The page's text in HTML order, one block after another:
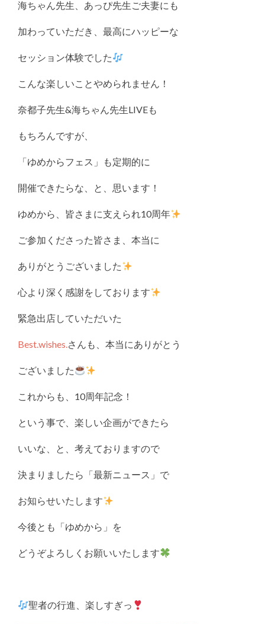
海ちゃん先生、あっぴ先生ご夫妻にも
加わっていただき、最高にハッピーな
セッション体験でした
こんな楽しいことやめられません！
奈都子先生&海ちゃん先生LIVEも
もちろんですが、
「ゆめからフェス」も定期的に
開催できたらな、と、思います！
ゆめから、皆さまに支えられ10周年
ご参加くださった皆さま、本当に
ありがとうございました
心より深く感謝をしております
緊急出店していただいた
Best.wishes.さんも、本当にありがとう
ございました
これからも、10周年記念！
という事で、楽しい企画ができたら
いいな、と、考えておりますので
決まりましたら「最新ニュース」で
お知らせいたします
今後とも「ゆめから」を
どうぞよろしくお願いいたします
聖者の行進、楽しすぎっ